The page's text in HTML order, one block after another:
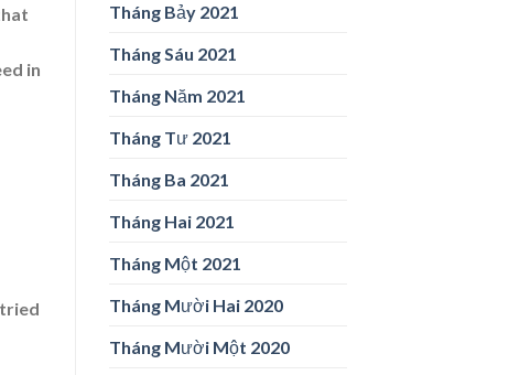
in
Tháng Bảy 2021
Tháng Sáu 2021
Tháng Năm 2021
Tháng Tư 2021
Tháng Ba 2021
Tháng Hai 2021
Tháng Một 2021
Tháng Mười Hai 2020
Tháng Mười Một 2020